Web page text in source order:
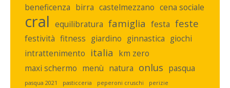
beneficenza birra castelmezzano cena sociale
cral equilibratura famiglia festa feste
festività fitness giardino ginnastica giochi
intrattenimento italia km zero
maxi schermo menù natura onlus pasqua
pasqua 2021 pasticceria peperoni cruschi perizie